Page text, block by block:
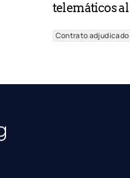
telemáticos al
Contrato adjudicado